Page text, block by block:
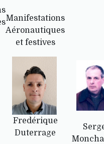
Manifestations
Aéronautiques
et festives
Fredérique
Duterrage